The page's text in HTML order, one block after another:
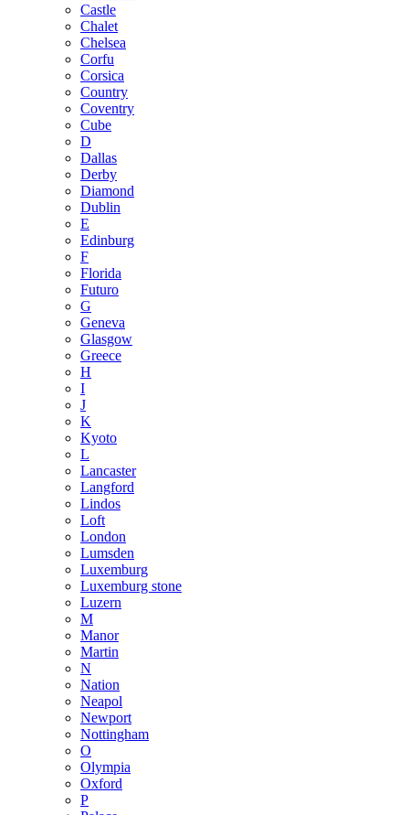
Castle
Chalet
Chelsea
Corfu
Corsica
Country
Coventry
Cube
D
Dallas
Derby
Diamond
Dublin
E
Edinburg
F
Florida
Futuro
G
Geneva
Glasgow
Greece
H
I
J
K
Kyoto
L
Lancaster
Langford
Lindos
Loft
London
Lumsden
Luxemburg
Luxemburg stone
Luzern
M
Manor
Martin
N
Nation
Neapol
Newport
Nottingham
O
Olympia
Oxford
P